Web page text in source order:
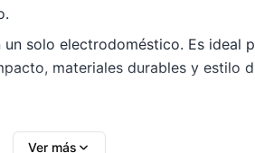
solo electrodoméstico. Es ideal
materiales durables y estilo
Ver más